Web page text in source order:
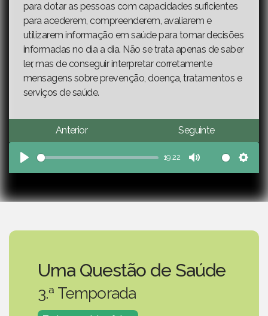
para dotar as pessoas com capacidades suficientes
para acederem, compreenderem, avaliarem e
utilizarem informação em saúde para tomar decisões
informadas no dia a dia. Não se trata apenas de saber
ler, mas de conseguir interpretar corretamente
mensagens sobre prevenção, doença, tratamentos e
serviços de saúde.
Anterior Seguinte
Play
19:22
Mute
Uma Questão de Saúde
3.ª Temporada